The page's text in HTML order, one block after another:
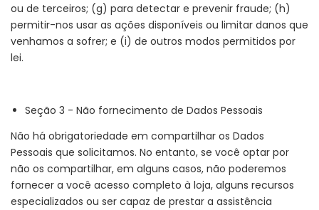
ou de terceiros; (g) para detectar e prevenir fraude; (h)
permitir-nos usar as ações disponíveis ou limitar danos que
venhamos a sofrer; e (i) de outros modos permitidos por
lei.
Seção 3 - Não fornecimento de Dados Pessoais
Não há obrigatoriedade em compartilhar os Dados
Pessoais que solicitamos. No entanto, se você optar por
não os compartilhar, em alguns casos, não poderemos
fornecer a você acesso completo à loja, alguns recursos
especializados ou ser capaz de prestar a assistência